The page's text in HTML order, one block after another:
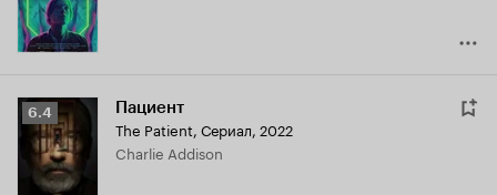
Рейтинг
Кинопоиска
6.4
6.4 Пациент
The Patient, Сериал, 2022
Charlie Addison